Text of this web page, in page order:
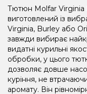
Тютюн Molfar Virginia
виготовлений із
Virginia, Burley або
завжди вибирає
видатні курильні
обробки, у цього
дозволяє довше
куріння, не
аромату. Він